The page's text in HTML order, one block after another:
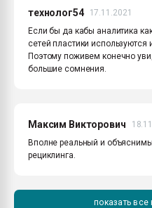
технолог54
17.11.2021
Если бы да кабы аналитика
сетей пластики
Поэтому поживем конечно
большие сомнения.
Максим Викторович
Вполне реальный и
рециклинга.
показать